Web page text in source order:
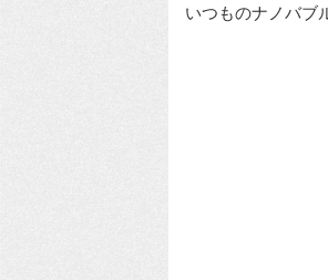
いつものナノバブ